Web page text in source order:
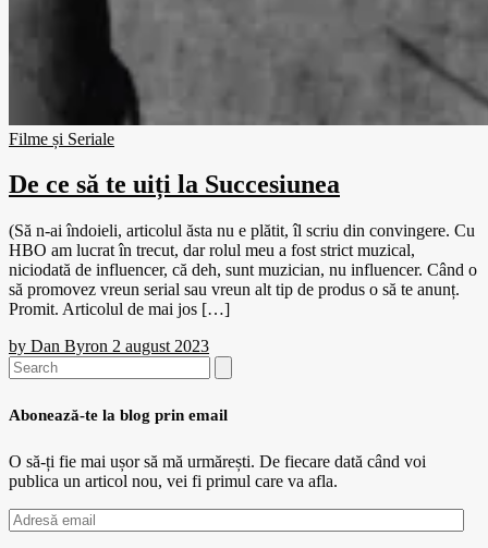
Filme și Seriale
De ce să te uiți la Succesiunea
(Să n-ai îndoieli, articolul ăsta nu e plătit, îl scriu din convingere. Cu
HBO am lucrat în trecut, dar rolul meu a fost strict muzical,
niciodată de influencer, că deh, sunt muzician, nu influencer. Când o
să promovez vreun serial sau vreun alt tip de produs o să te anunț.
Promit. Articolul de mai jos […]
by Dan Byron 2 august 2023
Search
for:
Abonează-te la blog prin email
O să-ți fie mai ușor să mă urmărești. De fiecare dată când voi
publica un articol nou, vei fi primul care va afla.
Adresă
email